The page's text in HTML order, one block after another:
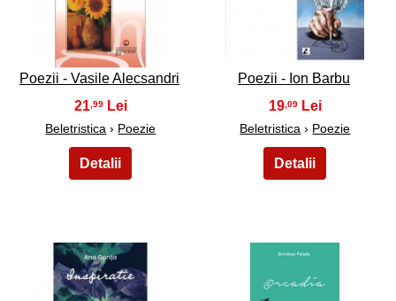
21
Poezii - Vasile Alecsandri
21 ,99
Beletristica › Poezie
Poezii - Ion Barbu
19,09
Beletristica › Poezie